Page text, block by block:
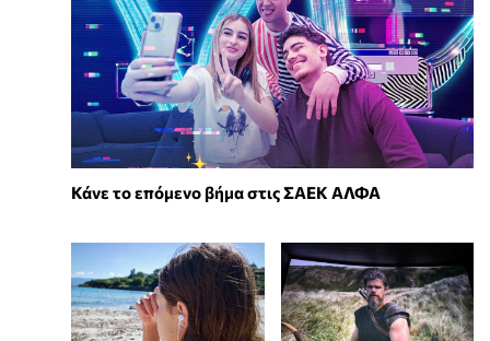
Κάνε το επόμενο βήμα στις ΣΑΕΚ ΑΛΦΑ